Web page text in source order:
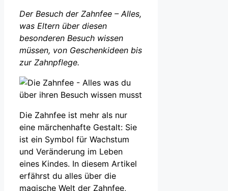
Der Besuch der Zahnfee – Alles,
was Eltern über diesen
besonderen Besuch wissen
müssen, von Geschenkideen bis
zur Zahnpflege.
Die Zahnfee ist mehr als nur
eine märchenhafte Gestalt: Sie
ist ein Symbol für Wachstum
und Veränderung im Leben
eines Kindes. In diesem Artikel
erfährst du alles über die
magische Welt der Zahnfee,